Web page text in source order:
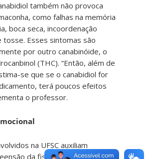
também não provoca
como falhas na memória
boca seca, incoordenação
tosse. Esses sintomas são
por outro canabinóide, o
(THC). “Então, além de
se que se o canabidiol for
terá poucos efeitos
o professor.
na UFSC auxiliam
da fisiologia do cérebro,